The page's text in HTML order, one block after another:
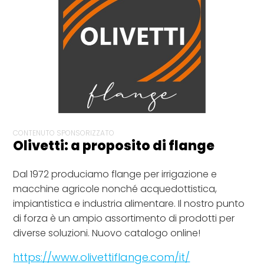
CONTENUTO SPONSORIZZATO
Olivetti: a proposito di flange
Dal 1972 produciamo flange per irrigazione e
macchine agricole nonché acquedottistica,
impiantistica e industria alimentare. Il nostro punto
di forza è un ampio assortimento di prodotti per
diverse soluzioni. Nuovo catalogo online!
https://www.olivettiflange.com/it/